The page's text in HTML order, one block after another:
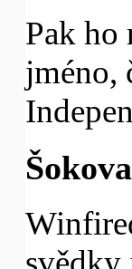
Pak ho
jméno,